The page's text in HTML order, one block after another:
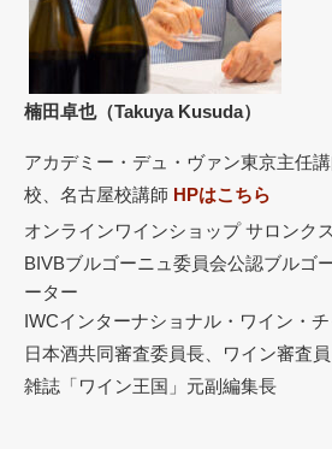
楠田卓也（Takuya Kusuda）
アカデミー・デュ・ヴァン東京主任
校、名古屋校講師 HPはこちら
オンラインワインショップ サロンク
BIVBブルゴーニュ委員会公認ブルゴ
ーター
IWCインターナショナル・ワイン・
日本酒共同審査委員長、ワイン審査員
雑誌「ワイン王国」元副編集長